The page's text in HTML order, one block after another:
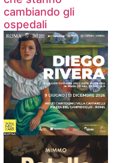
cambiando gli
ospedali